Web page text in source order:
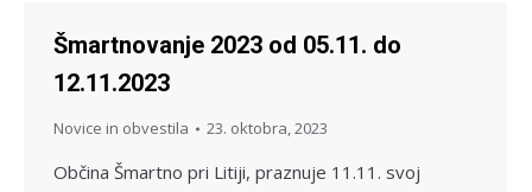
Šmartnovanje 2023 od 05.11. do
12.11.2023
Novice in obvestila 23. oktobra, 2023
Občina Šmartno pri Litiji, praznuje 11.11. svoj